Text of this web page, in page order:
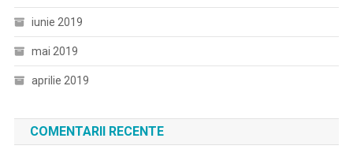
iunie 2019
mai 2019
aprilie 2019
COMENTARII RECENTE